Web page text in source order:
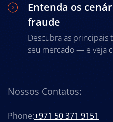
Entenda os
fraude
Descubra as principais
seu mercado — e veja
Nossos Contatos:
Phone:+971 50 371 9151